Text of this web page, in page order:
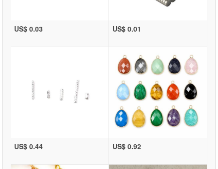
US$ 0.03 US$ 0.01
US$ 0.44 US$ 0.92